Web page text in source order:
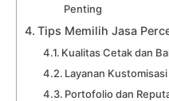
Penting
Tips Memilih Jasa
Kualitas Cetak dan
Layanan Kustomisasi
Portofolio dan